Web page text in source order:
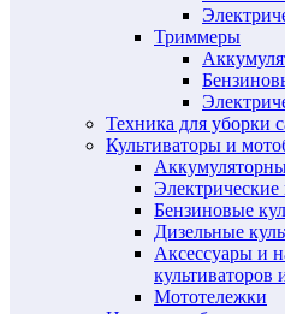
Триммеры
Техника для уборки
Культиваторы и
Бензиновые
Дизельные
Аксессуары и
культиваторов
Мототележки